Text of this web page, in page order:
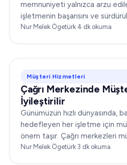
memnuniyeti yalnızca arzu
işletmenin başarısını ve
altına almada belirleyici bir
Nur Melek Ögetürk·4 dk okuma
Müşteri Hizmetleri
Çağrı Merkezinde
İyileştirilir
Günümüzün hızlı dünyasında,
hedefleyen her işletme için
önem taşır. Çağrı merkezleri
ön cephesinde yer alır ve bu da
Nur Melek Ögetürk·3 dk okuma